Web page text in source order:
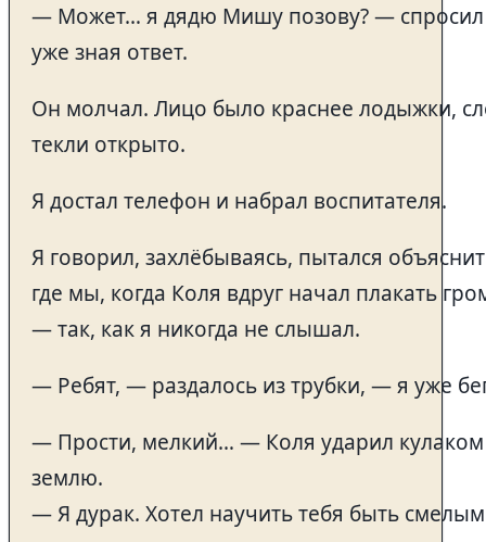
— Может… я дядю Мишу позову? — спросил
уже зная ответ.
Он молчал. Лицо было краснее лодыжки,
текли открыто.
Я достал телефон и набрал воспитателя.
Я говорил, захлёбываясь, пытался
где мы, когда Коля вдруг начал плакать
— так, как я никогда не слышал.
— Ребят, — раздалось из трубки, — я уже
— Прости, мелкий… — Коля ударил
землю.
— Я дурак. Хотел научить тебя быть